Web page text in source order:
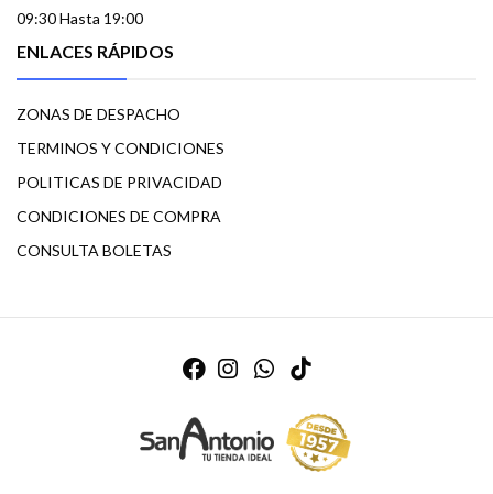
09:30 Hasta 19:00
ENLACES RÁPIDOS
ZONAS DE DESPACHO
TERMINOS Y CONDICIONES
POLITICAS DE PRIVACIDAD
CONDICIONES DE COMPRA
CONSULTA BOLETAS